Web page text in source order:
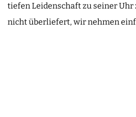
tiefen Leidenschaft zu seiner Uhr
nicht überliefert, wir nehmen